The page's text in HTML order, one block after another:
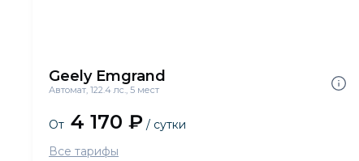
Geely Emgrand
Автомат, 122.4 лс., 5 мест
От 4 170 ₽ / сутки
Все тарифы